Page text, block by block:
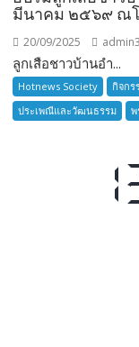
มีนาคม ๒๕๖๙ ณโ
20/09/2025 admin3
ลูกเสือชาวบ้านอำ...
Hotnews Society กิจกร
ประเพณีและวัฒนธรรม